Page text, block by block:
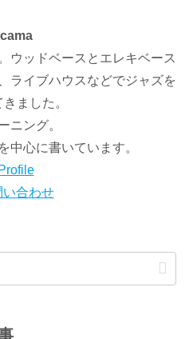
ウッドベースとエレキベース
ライブハウスなどでジャズを
ました。
ニング。
中心に書いています。
Profile
い合わせ